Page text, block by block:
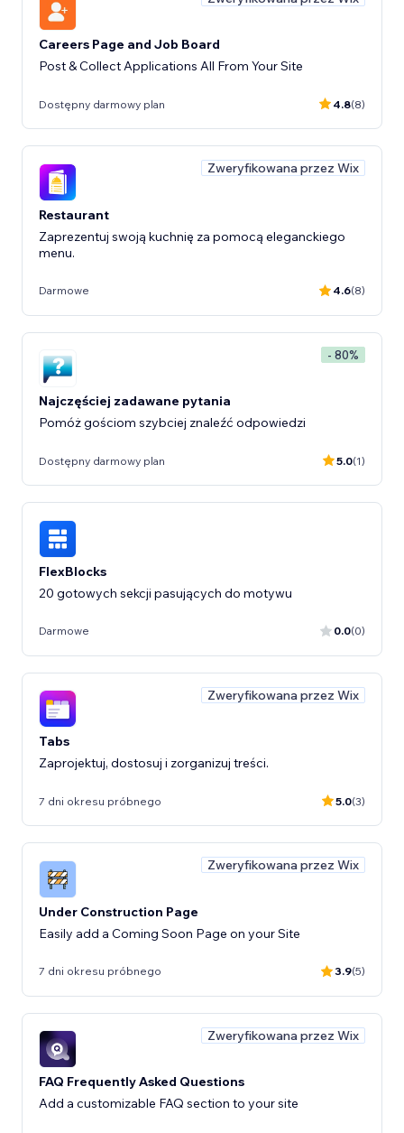
Careers Page and Job Board
Post & Collect Applications All From Your Site
Dostępny darmowy plan 4.8(8)
Zweryfikowana przez Wix
Restaurant
Zaprezentuj swoją kuchnię za pomocą eleganckiego
menu.
Darmowe 4.6(8)
- 80%
Najczęściej zadawane pytania
Pomóż gościom szybciej znaleźć odpowiedzi
Dostępny darmowy plan 5.0(1)
FlexBlocks
20 gotowych sekcji pasujących do motywu
Darmowe 0.0(0)
Zweryfikowana przez Wix
Tabs
Zaprojektuj, dostosuj i zorganizuj treści.
7 dni okresu próbnego 5.0(3)
Zweryfikowana przez Wix
Under Construction Page
Easily add a Coming Soon Page on your Site
7 dni okresu próbnego 3.9(5)
Zweryfikowana przez Wix
FAQ Frequently Asked Questions
Add a customizable FAQ section to your site